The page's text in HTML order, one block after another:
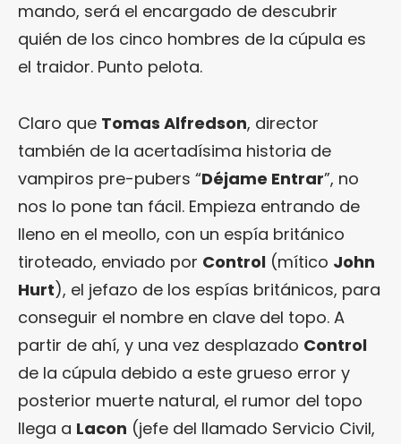
mando, será el encargado de descubrir
quién de los cinco hombres de la cúpula es
el traidor. Punto pelota.
Claro que Tomas Alfredson, director
también de la acertadísima historia de
vampiros pre-pubers “Déjame Entrar”, no
nos lo pone tan fácil. Empieza entrando de
lleno en el meollo, con un espía británico
tiroteado, enviado por Control (mítico John
Hurt), el jefazo de los espías británicos, para
conseguir el nombre en clave del topo. A
partir de ahí, y una vez desplazado Control
de la cúpula debido a este grueso error y
posterior muerte natural, el rumor del topo
llega a Lacon (jefe del llamado Servicio Civil,